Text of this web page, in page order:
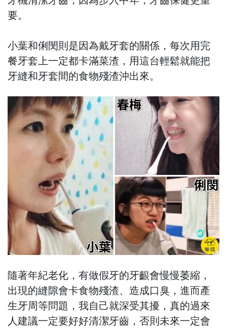
要。
小葉和俐閔則是因為戴牙套的關係，每次用完
餐牙套上一定都卡滿菜渣，用這台輕鬆就能把
牙縫和牙套間的食物殘渣沖出來。
隨著年紀老化，有做假牙的牙齦會慢慢萎縮，
出現的縫隙會卡食物殘渣、造成口臭，進而產
生牙周等問題，我自己就深受其擾，真的過來
人建議一定要好好清潔牙齒，否則未來一定會